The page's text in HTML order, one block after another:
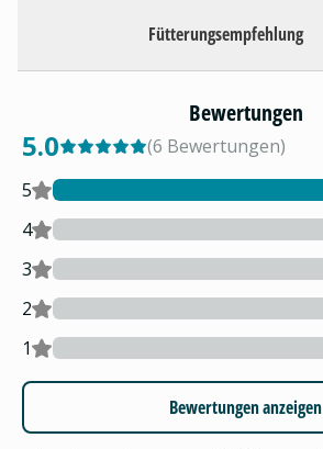
Fütterungsempfehlung
Bewertungen
5.0 (6 Bewertungen)
5
4
3
2
1
Bewertungen anzeigen